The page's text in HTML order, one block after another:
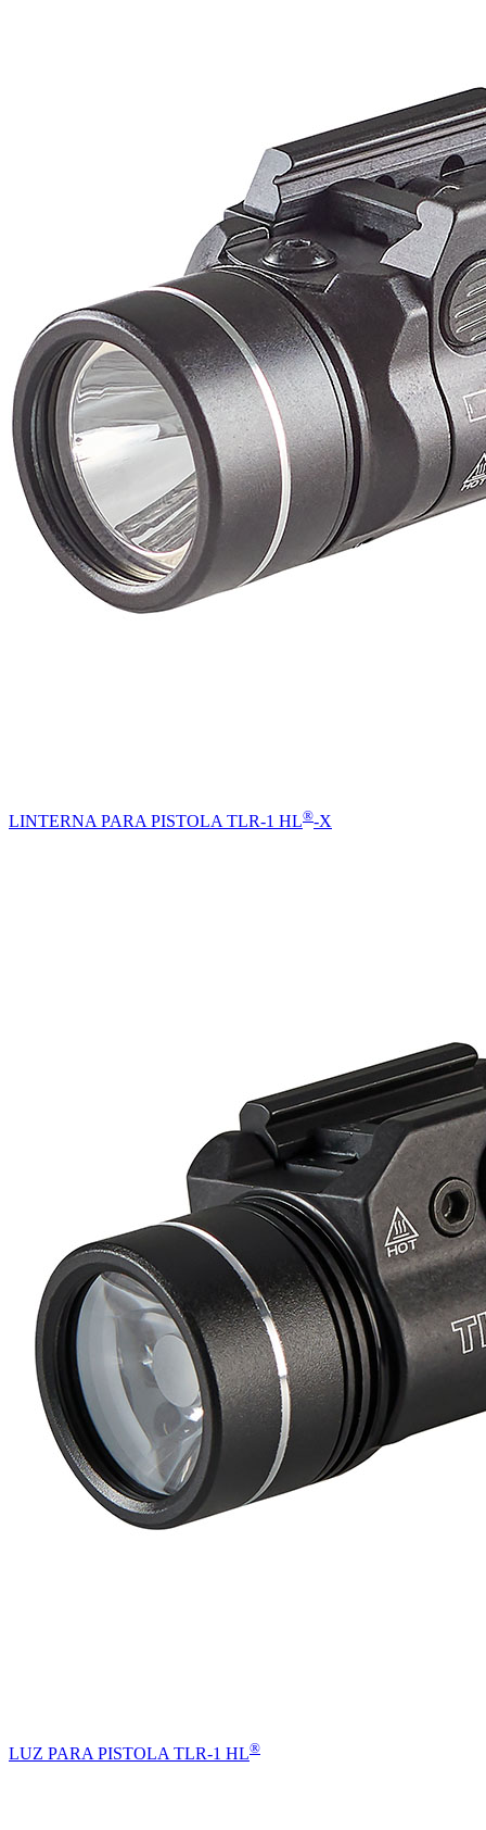
LINTERNA PARA PISTOLA TLR-1 HL®-X
LUZ PARA PISTOLA TLR-1 HL®